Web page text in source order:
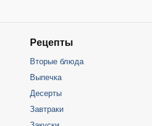
Рецепты
Вторые блюда
Выпечка
Десерты
Завтраки